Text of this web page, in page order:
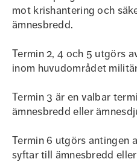
mot krishantering och
ämnesbredd.
Termin 2, 4 och 5 utgörs
inom huvudområdet
Termin 3 är en valbar
ämnesbredd eller
Termin 6 utgörs antingen
syftar till ämnesbredd